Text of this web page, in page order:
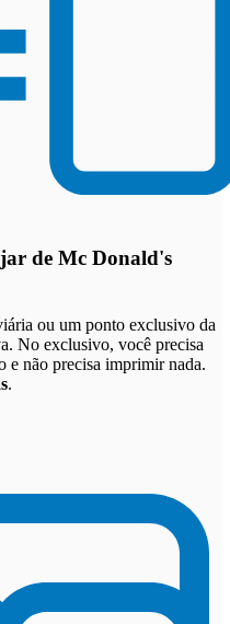
de Mc Donald's
ou um ponto exclusivo da
No exclusivo, você precisa
e não precisa imprimir nada.
.